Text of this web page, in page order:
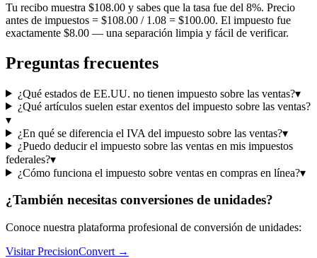
Tu recibo muestra $108.00 y sabes que la tasa fue del 8%. Precio
antes de impuestos = $108.00 / 1.08 = $100.00. El impuesto fue
exactamente $8.00 — una separación limpia y fácil de verificar.
Preguntas frecuentes
¿Qué estados de EE.UU. no tienen impuesto sobre las ventas?▾
¿Qué artículos suelen estar exentos del impuesto sobre las ventas?
▾
¿En qué se diferencia el IVA del impuesto sobre las ventas?▾
¿Puedo deducir el impuesto sobre las ventas en mis impuestos
federales?▾
¿Cómo funciona el impuesto sobre ventas en compras en línea?▾
¿También necesitas conversiones de unidades?
Conoce nuestra plataforma profesional de conversión de unidades:
Visitar PrecisionConvert →